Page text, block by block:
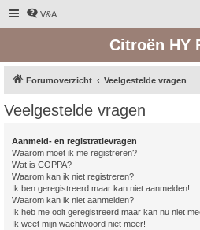
V&A
Citroën HY
Forumoverzicht Veelgestelde vragen
Veelgestelde vragen
Aanmeld- en registratievragen
Waarom moet ik me registreren?
Wat is COPPA?
Waarom kan ik niet registreren?
Ik ben geregistreerd maar kan niet aanmelden!
Waarom kan ik niet aanmelden?
Ik heb me ooit geregistreerd maar kan nu niet
Ik weet mijn wachtwoord niet meer!